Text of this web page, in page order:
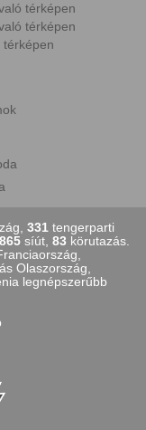
térképen
térképen
térképen
331tengerparti
865 síút, 83 körutazás.
Olaszország,
legnépszerűbb